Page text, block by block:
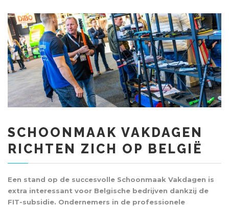
SCHOONMAAK VAKDAGEN
RICHTEN ZICH OP BELGIË
Een stand op de succesvolle Schoonmaak Vakdagen is
extra interessant voor Belgische bedrijven dankzij de
FIT-subsidie. Ondernemers in de professionele